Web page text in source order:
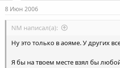
8 Июн 2006
NM написал(а):
Ну это только в аояме. У других
Я бы на твоем месте взял бы